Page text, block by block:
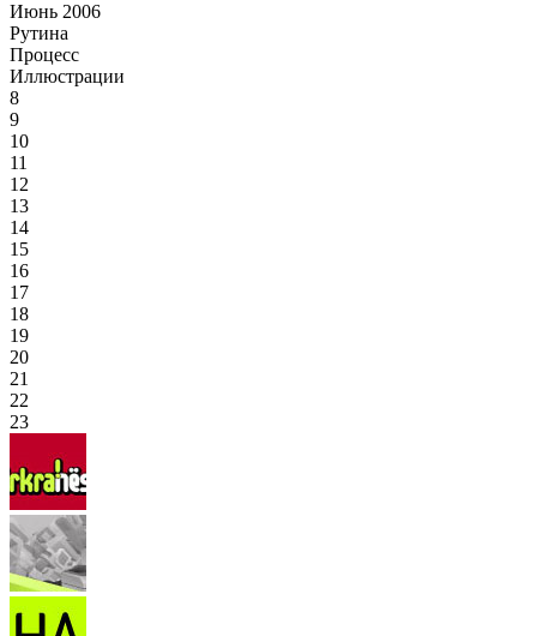
Июнь 2006
Рутина
Процесс
Иллюстрации
8
9
10
11
12
13
14
15
16
17
18
19
20
21
22
23